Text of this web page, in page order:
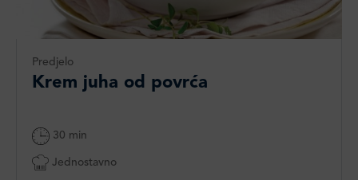
Predjelo
Krem juha od povrća
30 min
Jednostavno